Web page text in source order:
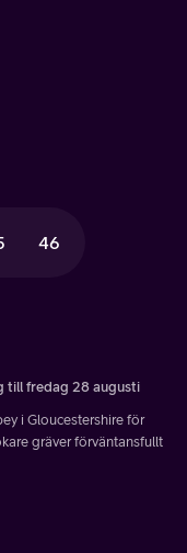
46
till fredag 28 augusti
i Gloucestershire för
gräver förväntansfullt